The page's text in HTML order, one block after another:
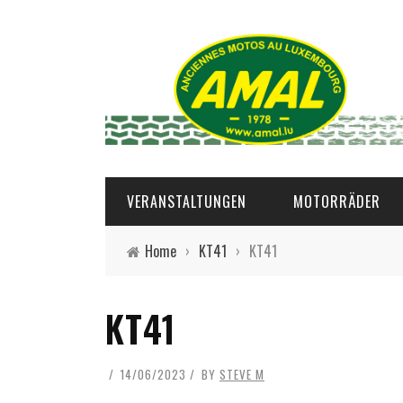
VERANSTALTUNGEN MOTORRÄDER
Home › KT41 › KT41
KT41
14/06/2023 BY STEVE M